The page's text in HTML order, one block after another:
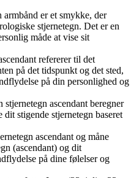
armbånd er et smykke, der
stjernetegn. Det er en
måde at vise sit
refererer til det
på det tidspunkt og det sted,
på din personlighed og
stjernetegn ascendant beregner
stigende stjernetegn baseret
ascendant og måne
(ascendant) og dit
på dine følelser og